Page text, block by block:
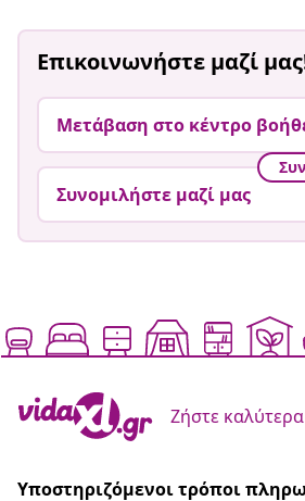
Επικοινωνήστε μαζί
Μετάβαση στο κέντρο
Συνομιλήστε μαζί μας
Ζήστε
Υποστηριζόμενοι τρόποι